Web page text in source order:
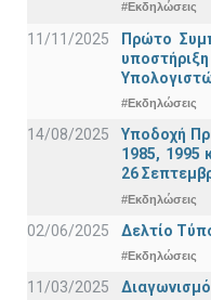
#Εκδηλώσεις
11/11/2025
Πρώτο
#Εκδηλώσεις
14/08/2025
Υποδοχή
1985, 1995
26
#Εκδηλώσεις
02/06/2025 Δελτίο
#Εκδηλώσεις
11/03/2025